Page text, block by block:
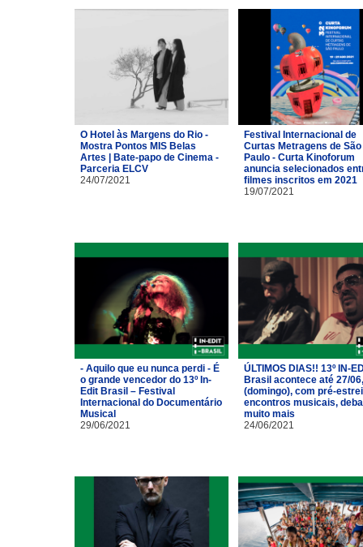
O Hotel às Margens do Rio -
Mostra Pontos MIS Belas
Artes | Bate-papo de Cinema -
Parceria ELCV
24/07/2021
Festival Internacional de
Curtas Metragens de São
Paulo - Curta Kinoforum
anuncia selecionados
filmes inscritos em 2021
19/07/2021
- Aquilo que eu nunca perdi - É
o grande vencedor do 13º In-
Edit Brasil – Festival
Internacional do Documentário
Musical
29/06/2021
ÚLTIMOS DIAS!! 13º IN-
Brasil acontece até 27/06,
(domingo), com pré-
encontros musicais,
muito mais
24/06/2021